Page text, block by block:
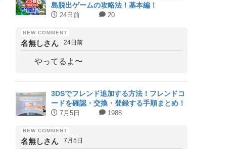
島脱出ゲームの攻略法！基本編！
24日前 20
名無しさん 24日前
やってるよ〜
3DSでフレンド追加する方法！フレンドコ
ードを確認・交換・登録する手順まとめ！
7月5日 1988
名無しさん 7月5日